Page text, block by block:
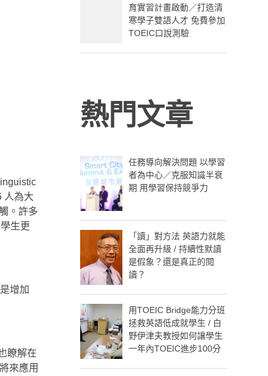
人為大
。許多
生更
增加
瞭解在
來應用
育實習計畫啟動／打造清
寒學子雙語人才 免費參加
TOEIC口說測驗
熱門文章
任務導向解決問題 以學習
者為中心／克服知識半衰
期 用學習保持競爭力
「讀」對方法 英語力就能
全面再升級 / 持續性默讀
是假象？還是真正的閱
讀？
用TOEIC Bridge能力分班
拯救英語低成就學生 / 白
野伊津夫教授如何讓學生
一年內TOEIC進步100分